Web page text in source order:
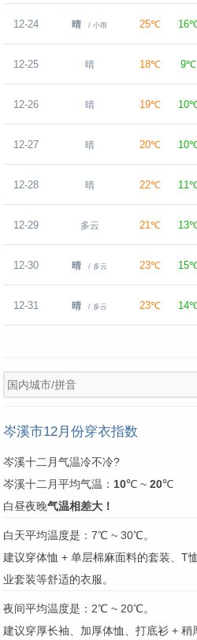
12-24 晴 / 小雨 25℃
12-25 晴 18℃ 9℃
12-26 晴 19℃
12-27 晴 20℃
12-28 晴 22℃
12-29 多云 21℃
12-30 晴 / 多云 23℃
12-31 晴 / 多云 23℃
岑溪市12月份穿衣指数
岑溪十二月气温冷不冷?
岑溪十二月平均气温： 10℃ ~ 20℃
白昼夜晚气温相差大！
白天平均温度是：7℃ ~ 30℃。
建议穿体恤 + 单层棉麻面料的套装、T
业套装等舒适的衣服。
夜间平均温度是：2℃ ~ 20℃。
建议穿厚长袖、加厚体恤、打底衫 + 稍